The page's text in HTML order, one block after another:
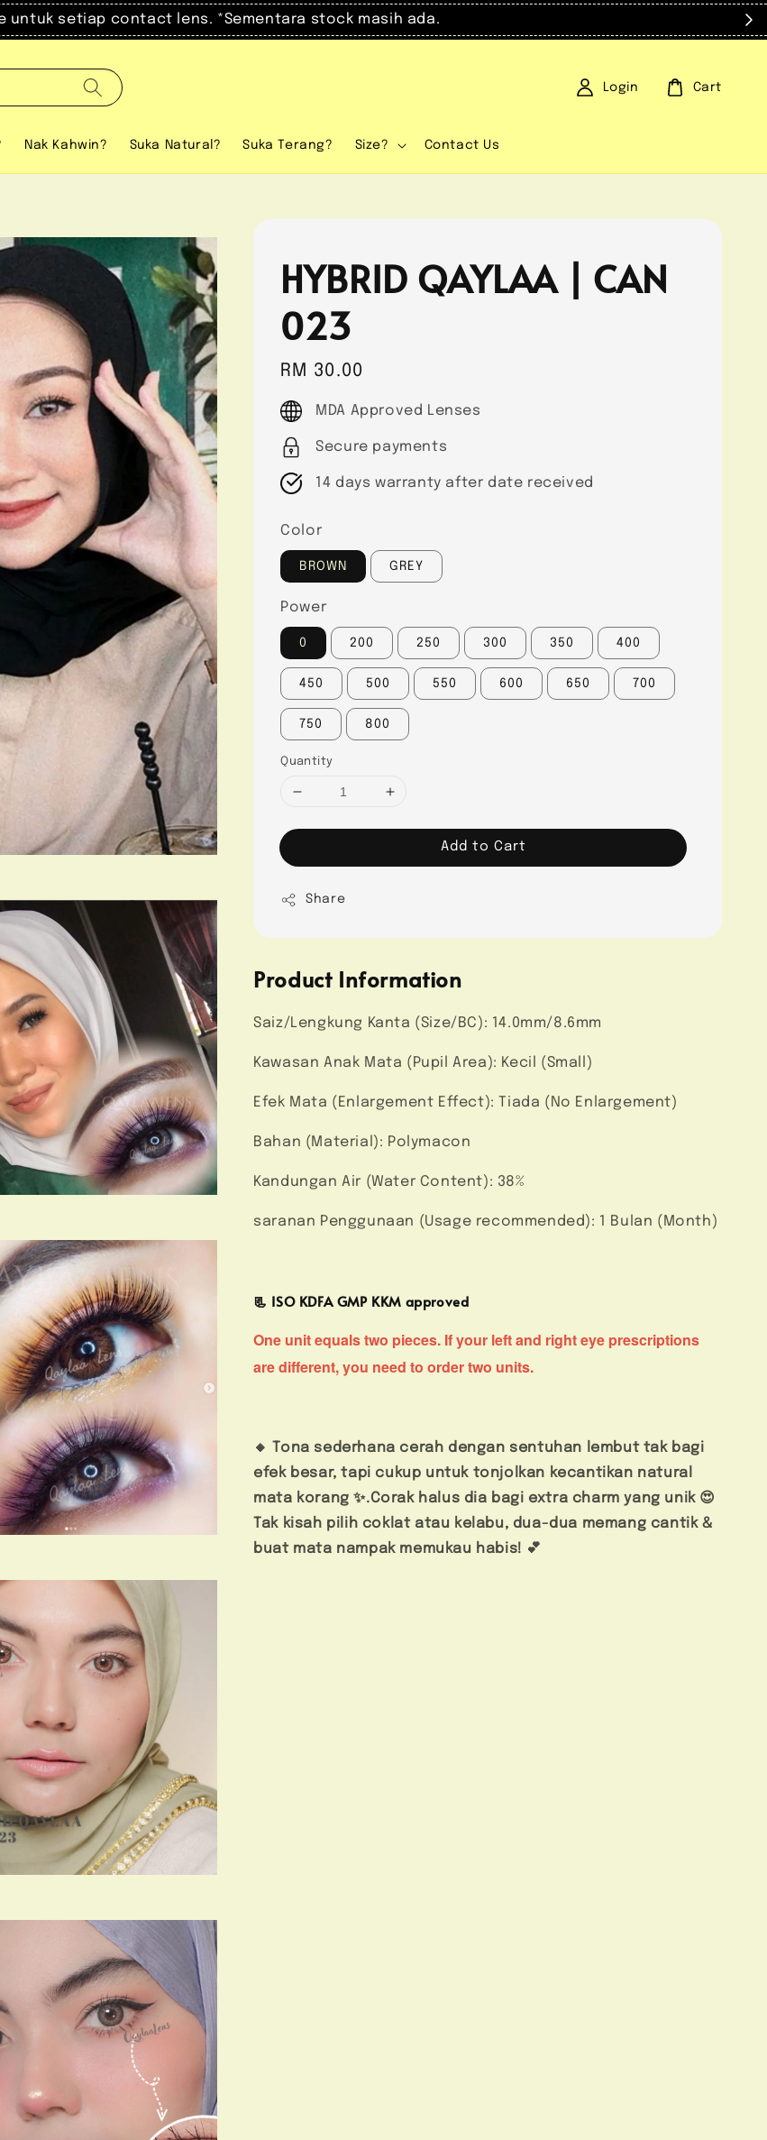
untuk setiap contact lens. *Sementara stock masih ada.
Nak Kahwin? Suka Natural? Suka Terang? Size? Contact Us
Login Cart
HYBRID QAYLAA | CAN
023
Regular
price
RM 30.00
MDA Approved Lenses
Secure payments
14 days warranty after date received
Color
BROWN GREY
Power
0 200 250 300 350 400
450 500 550 600 650 700
750 800
Quantity
Add to Cart
Share
Product Information
Saiz/Lengkung Kanta (Size/BC): 14.0mm/8.6mm
Kawasan Anak Mata (Pupil Area): Kecil (Small)
Efek Mata (Enlargement Effect): Tiada (No Enlargement)
Bahan (Material): Polymacon
Kandungan Air (Water Content): 38%
saranan Penggunaan (Usage recommended): 1 Bulan (Month)
📃 ISO KDFA GMP KKM approved
One unit equals two pieces. If your left and right eye prescriptions
are different, you need to order two units.
🔸 Tona sederhana cerah dengan sentuhan lembut tak bagi
efek besar, tapi cukup untuk tonjolkan kecantikan natural
mata korang ✨.Corak halus dia bagi extra charm yang unik 😍
Tak kisah pilih coklat atau kelabu, dua-dua memang cantik &
buat mata nampak memukau habis! 💕